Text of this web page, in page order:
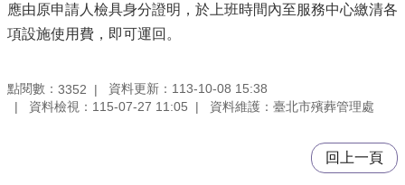
應由原申請人檢具身分證明，於上班時間內至服務中心繳清各
項設施使用費，即可運回。
點閱數： 3352
資料更新：113-10-08 15:38
資料檢視：115-07-27 11:05
資料維護：臺北市殯葬管理處
回上一頁